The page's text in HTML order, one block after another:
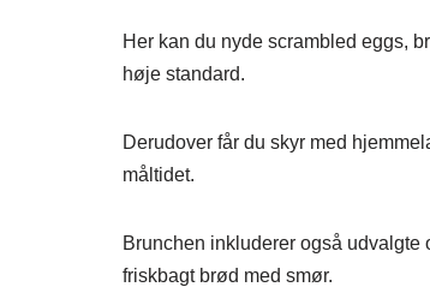
Her kan du nyde scrambled eggs,
høje standard.
Derudover får du skyr med
måltidet.
Brunchen inkluderer også
friskbagt brød med smør.